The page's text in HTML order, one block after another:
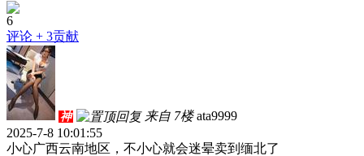
6
评论 + 3贡献
神 来自 7楼 ata9999
2025-7-8 10:01:55
小心广西云南地区，不小心就会迷晕卖到缅北了